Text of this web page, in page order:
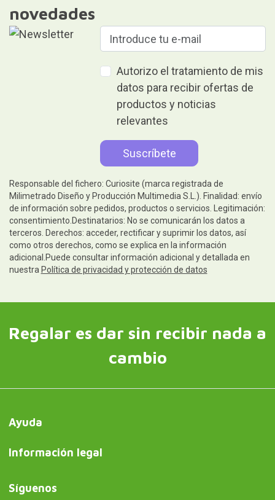
novedades
Autorizo el tratamiento de mis
datos para recibir ofertas de
productos y noticias
relevantes
Responsable del fichero: Curiosite (marca registrada de
Milimetrado Diseño y Producción Multimedia S.L.). Finalidad: envío
de información sobre pedidos, productos o servicios. Legitimación:
consentimiento.Destinatarios: No se comunicarán los datos a
terceros. Derechos: acceder, rectificar y suprimir los datos, así
como otros derechos, como se explica en la información
adicional.Puede consultar información adicional y detallada en
nuestra Política de privacidad y protección de datos
Regalar es dar sin recibir nada a
cambio
Ayuda
Información legal
Síguenos